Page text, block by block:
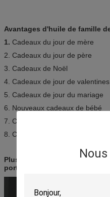
Avantages d'huile de famille
1. Cadeaux du jour de mère
2. Cadeaux du jour de père
3. Cadeaux de Noël
4. Cadeaux de jour de valentines
5. Cadeaux de jour du mariage
6. Nouveaux cadeaux de bébé
7. Cadeaux de chauffage de
8. Cadeaux d'anniversaire et
Plus de photos de la peinture
portrait de famille :